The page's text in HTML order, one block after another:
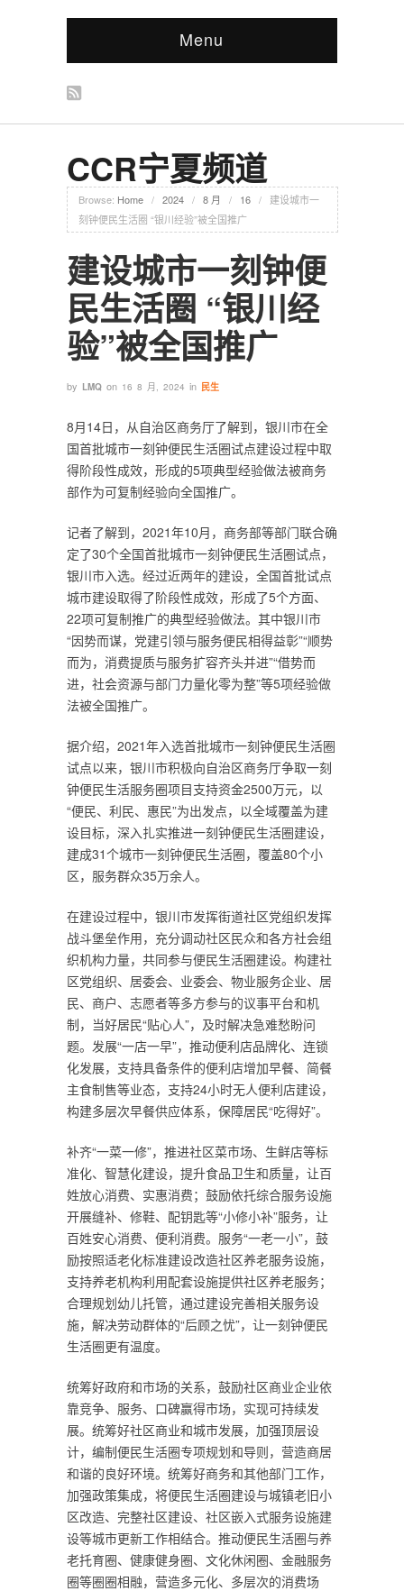
Menu
CCR宁夏频道
Browse: Home / 2024 / 8 月 / 16 /
建设城市一
刻钟便民生活圈 “银川经验”被全国推广
建设城市一刻钟便
民生活圈 “银川经
验”被全国推广
by LMQ on 16 8 月, 2024 in 民生
8月14日，从自治区商务厅了解到，银川市在全
国首批城市一刻钟便民生活圈试点建设过程中取
得阶段性成效，形成的5项典型经验做法被商务
部作为可复制经验向全国推广。
记者了解到，2021年10月，商务部等部门联合确
定了30个全国首批城市一刻钟便民生活圈试点，
银川市入选。经过近两年的建设，全国首批试点
城市建设取得了阶段性成效，形成了5个方面、
22项可复制推广的典型经验做法。其中银川市
“因势而谋，党建引领与服务便民相得益彰”“顺势
而为，消费提质与服务扩容齐头并进”“借势而
进，社会资源与部门力量化零为整”等5项经验做
法被全国推广。
据介绍，2021年入选首批城市一刻钟便民生活圈
试点以来，银川市积极向自治区商务厅争取一刻
钟便民生活服务圈项目支持资金2500万元，以
“便民、利民、惠民”为出发点，以全域覆盖为建
设目标，深入扎实推进一刻钟便民生活圈建设，
建成31个城市一刻钟便民生活圈，覆盖80个小
区，服务群众35万余人。
在建设过程中，银川市发挥街道社区党组织发挥
战斗堡垒作用，充分调动社区民众和各方社会组
织机构力量，共同参与便民生活圈建设。构建社
区党组织、居委会、业委会、物业服务企业、居
民、商户、志愿者等多方参与的议事平台和机
制，当好居民“贴心人”，及时解决急难愁盼问
题。发展“一店一早”，推动便利店品牌化、连锁
化发展，支持具备条件的便利店增加早餐、简餐
主食制售等业态，支持24小时无人便利店建设，
构建多层次早餐供应体系，保障居民“吃得好”。
补齐“一菜一修”，推进社区菜市场、生鲜店等标
准化、智慧化建设，提升食品卫生和质量，让百
姓放心消费、实惠消费；鼓励依托综合服务设施
开展缝补、修鞋、配钥匙等“小修小补”服务，让
百姓安心消费、便利消费。服务“一老一小”，鼓
励按照适老化标准建设改造社区养老服务设施，
支持养老机构利用配套设施提供社区养老服务；
合理规划幼儿托管，通过建设完善相关服务设
施，解决劳动群体的“后顾之忧”，让一刻钟便民
生活圈更有温度。
统筹好政府和市场的关系，鼓励社区商业企业依
靠竞争、服务、口碑赢得市场，实现可持续发
展。统筹好社区商业和城市发展，加强顶层设
计，编制便民生活圈专项规划和导则，营造商居
和谐的良好环境。统筹好商务和其他部门工作，
加强政策集成，将便民生活圈建设与城镇老旧小
区改造、完整社区建设、社区嵌入式服务设施建
设等城市更新工作相结合。推动便民生活圈与养
老托育圈、健康健身圈、文化休闲圈、金融服务
圈等圈圈相融，营造多元化、多层次的消费场